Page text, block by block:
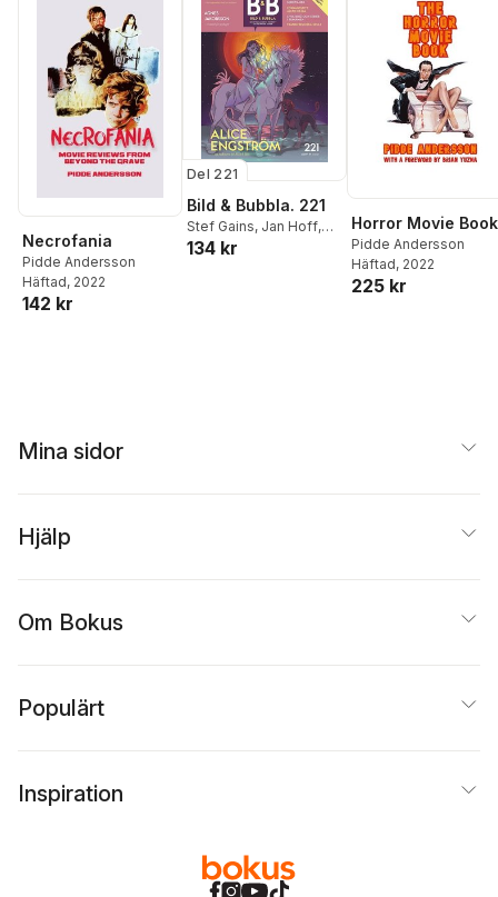
Necrofania
Pidde Andersson
Häftad, 2022
142 kr
Del 221
Bild & Bubbla. 221
Stef Gains, Jan Hoff,
Håkan Storsaeter
134 kr
Horror Movie Book
Pidde Andersson
Häftad, 2022
225 kr
Mina sidor
Hjälp
Om Bokus
Populärt
Inspiration